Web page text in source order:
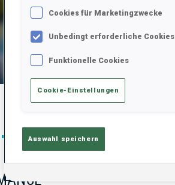
FOLGEN
Cookies für Marketingzwecke
Unbedingt erforderliche Cookies
Funktionelle Cookies
Cookie-Einstellungen
Auswahl speichern